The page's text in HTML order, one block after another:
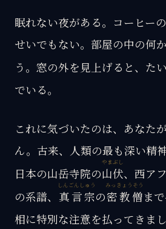
眠れない夜がある。コーヒー
せいでもない。部屋の中の何
う。窓の外を見上げると、た
でいる。
これに気づいたのは、あなた
ん。古来、人類の最も深い精
日本の山岳寺院の山伏
やまぶし
、西ア
の系譜、 真言宗
しんごんしゅう
の密教僧
みっきょうそう
ま
相に特別な注意を払ってきま